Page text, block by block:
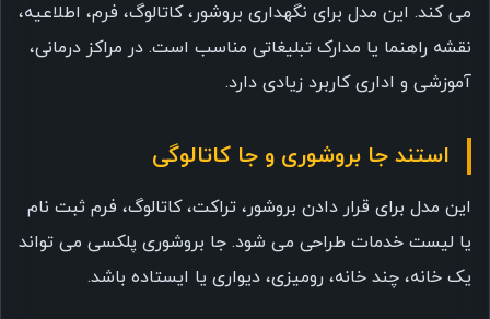
می کند. این مدل برای نگهداری بروشور، کاتالوگ، فرم، اطلاعیه،
نقشه راهنما یا مدارک تبلیغاتی مناسب است. در مراکز درمانی،
آموزشی و اداری کاربرد زیادی دارد.
استند جا بروشوری و جا کاتالوگی
این مدل برای قرار دادن بروشور، تراکت، کاتالوگ، فرم ثبت نام
یا لیست خدمات طراحی می شود. جا بروشوری پلکسی می تواند
یک خانه، چند خانه، رومیزی، دیواری یا ایستاده باشد.